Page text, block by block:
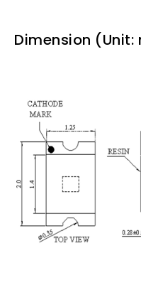
Dimension (Unit: